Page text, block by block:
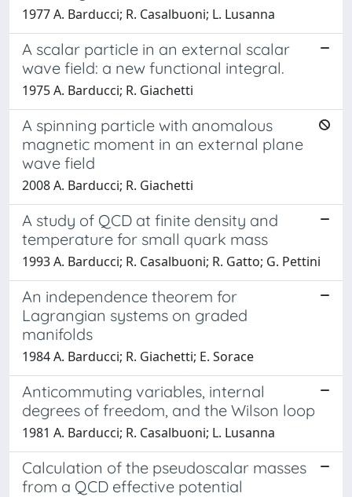
1977 A. Barducci; R. Casalbuoni; L. Lusanna
A scalar particle in an external scalar
wave field: a new functional integral.
1975 A. Barducci; R. Giachetti
A spinning particle with anomalous
magnetic moment in an external plane
wave field
2008 A. Barducci; R. Giachetti
A study of QCD at finite density and
temperature for small quark mass
1993 A. Barducci; R. Casalbuoni; R. Gatto; G. Pettini
An independence theorem for
Lagrangian systems on graded
manifolds
1984 A. Barducci; R. Giachetti; E. Sorace
Anticommuting variables, internal
degrees of freedom, and the Wilson loop
1981 A. Barducci; R. Casalbuoni; L. Lusanna
Calculation of the pseudoscalar masses
from a QCD effective potential